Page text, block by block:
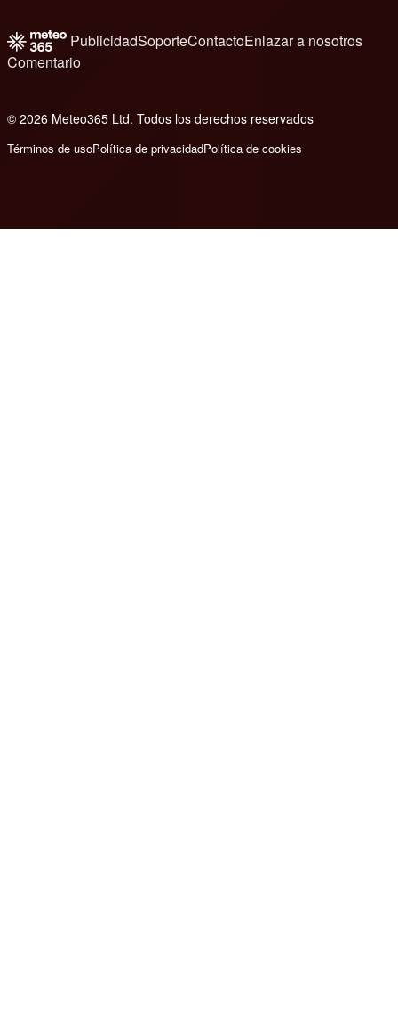
PublicidadSoporteContactoEnlazar a nosotros
Comentario
© 2026 Meteo365 Ltd. Todos los derechos reservados
Términos de usoPolítica de privacidadPolítica de cookies